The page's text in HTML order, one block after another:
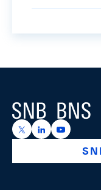
Logo
https://x.com/
https://https://